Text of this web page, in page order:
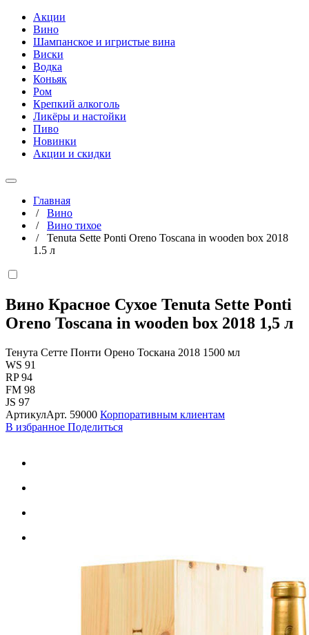
Акции
Вино
Шампанское и игристые вина
Виски
Водка
Коньяк
Ром
Крепкий алкоголь
Ликёры и настойки
Пиво
Новинки
Акции и скидки
Главная
/ Вино
/ Вино тихое
/ Tenuta Sette Ponti Oreno Toscana in wooden box 2018
1.5 л
Вино Красное Сухое Tenuta Sette Ponti
Oreno Toscana in wooden box 2018 1,5 л
Тенута Сетте Понти Орено Тоскана 2018 1500 мл
WS 91
RP 94
FM 98
JS 97
АртикулАрт. 59000 Корпоративным клиентам
В избранное Поделиться